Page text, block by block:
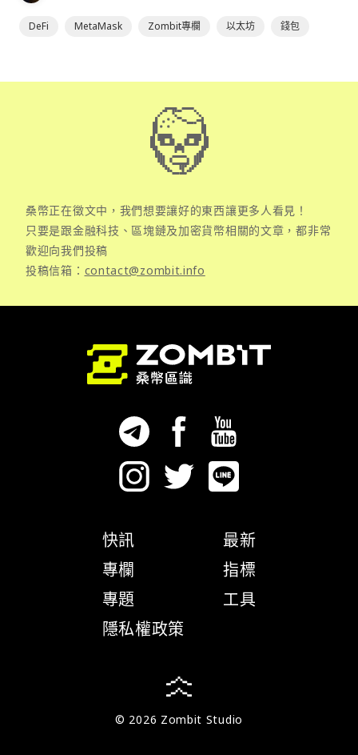
DeFi MetaMask Zombit專欄 以太坊 錢包
桑幣正在徵文中，我們想要讓好的東西讓更多人看見！
只要是跟金融科技、區塊鏈及加密貨幣相關的文章，都非常
歡迎向我們投稿
投稿信箱： contact@zombit.info
快訊
專欄
專題
隱私權政策
最新
指標
工具
© 2026 Zombit Studio